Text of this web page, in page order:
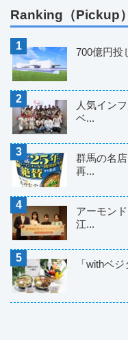
Ranking（Pickup）
700億円投
人気イン
ベ...
群馬の名
再...
アーモン
江...
「withベ